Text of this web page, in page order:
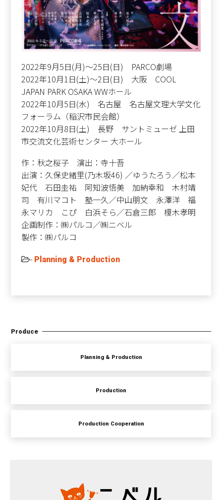
2022年9月5日(月)～25日(日) PARCO劇場
2022年10月1日(土)～2日(日) 大阪 COOL
JAPAN PARK OSAKA WWホール
2022年10月5日(水) 名古屋 名古屋文理大学文化
フォーラム（稲沢市民会館）
2022年10月8日(土) 長野 サントミューゼ 上田
市交流文化芸術センター 大ホール
作：秋之桜子 演出：寺十吾
出演：久保史緒里(乃木坂46) ／ゆうたろう／松本
妃代 石田圭祐 阿知波悟美 加納幸和 木村靖
司 有川マコト 塾一久／中山朋文 永澤洋 福
永マリカ こぴ 白浜そら／石倉三郎 榎木孝明
企画制作：㈱パルコ／㈱ニベル
製作：㈱パルコ
- Planning & Production
Produce
Planning & Production
Production
Production Cooperation